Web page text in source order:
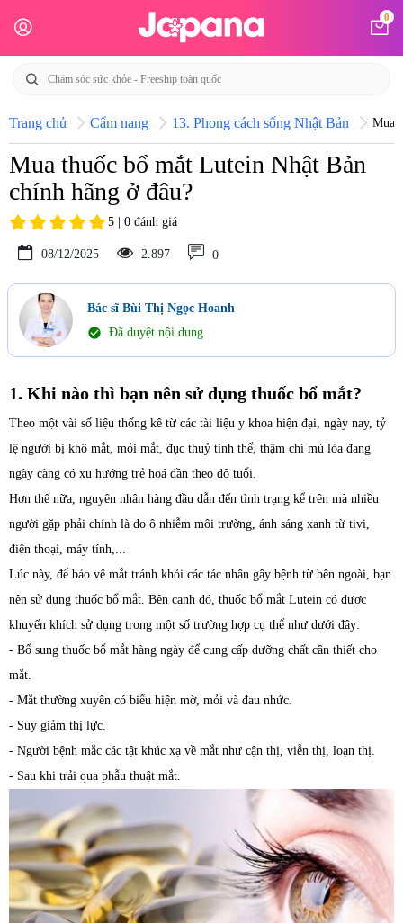
0
Trang chủ Cẩm nang 13. Phong cách sống Nhật Bản Mua
Mua thuốc bổ mắt Lutein Nhật Bản
chính hãng ở đâu?
5 | 0 đánh giá
08/12/2025 2.897 0
Bác sĩ Bùi Thị Ngọc Hoanh
check_circle Đã duyệt nội dung
1. Khi nào thì bạn nên sử dụng thuốc bổ mắt?
Theo một vài số liệu thống kê từ các tài liệu y khoa hiện đại, ngày nay, tỷ
lệ người bị khô mắt, mỏi mắt, đục thuỷ tinh thể, thậm chí mù lòa đang
ngày càng có xu hướng trẻ hoá dần theo độ tuổi.
Hơn thế nữa, nguyên nhân hàng đầu dẫn đến tình trạng kể trên mà nhiều
người gặp phải chính là do ô nhiễm môi trường, ánh sáng xanh từ tivi,
điện thoại, máy tính,...
Lúc này, để bảo vệ mắt tránh khỏi các tác nhân gây bệnh từ bên ngoài, bạn
nên sử dụng thuốc bổ mắt. Bên cạnh đó, thuốc bổ mắt Lutein có được
khuyến khích sử dụng trong một số trường hợp cụ thể như dưới đây:
- Bổ sung thuốc bổ mắt hàng ngày để cung cấp dưỡng chất cần thiết cho
mắt.
- Mắt thường xuyên có biểu hiện mờ, mỏi và đau nhức.
- Suy giảm thị lực.
- Người bệnh mắc các tật khúc xạ về mắt như cận thị, viễn thị, loạn thị.
- Sau khi trải qua phẫu thuật mắt.